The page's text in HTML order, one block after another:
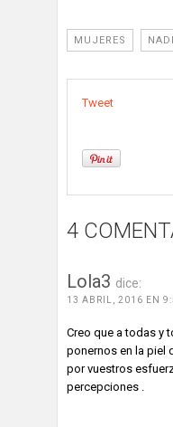
MUJERES
Tweet
4
Lola3 dice:
13 ABRIL, 2016 EN
Creo que a todas y
ponernos en la piel
por vuestros
percepciones .